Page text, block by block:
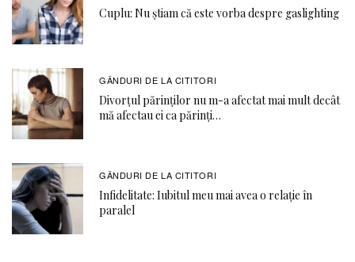
Cuplu: Nu știam că este vorba despre gaslighting
GÂNDURI DE LA CITITORI
Divorțul părinților nu m-a afectat mai mult decât
mă afectau ei ca părinți…
GÂNDURI DE LA CITITORI
Infidelitate: Iubitul meu mai avea o relație în
paralel